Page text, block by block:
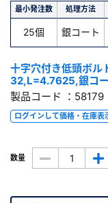
最小発注数 処理方法
25個 銀コート
十字穴付き低頭ボ
32,L=4.7625,銀コ
製品コード ：
ログインして価格・在庫表
数量